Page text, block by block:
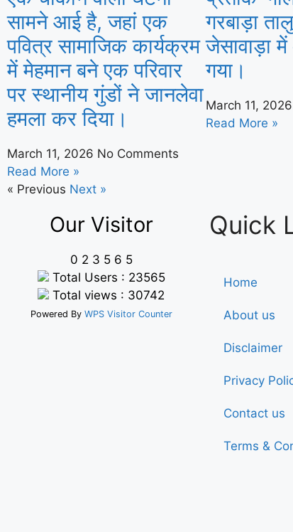
सामने आई है, जहां एक
पवित्र सामाजिक कार्यक्रम
में मेहमान बने एक परिवार
पर स्थानीय गुंडों ने जानलेवा
हमला कर दिया।
March 11, 2026 No Comments
Read More »
गरबाड़ा
जेसावाड़ा
गया।
March 11, 2026
Read More »
« Previous Next »
Our Visitor
0 2 3 5 6 5
Total Users : 23565
Total views : 30742
Powered By WPS Visitor Counter
Quick
Home
About us
Disclaimer
Privacy
Contact us
Terms &